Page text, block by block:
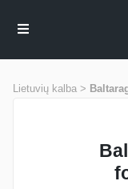
Lietuvių kalba >